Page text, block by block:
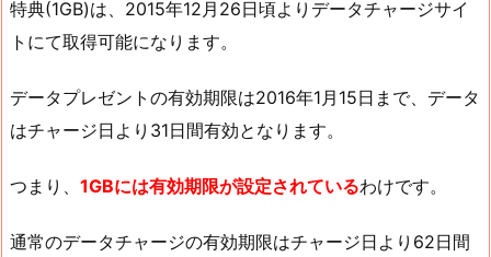
特典(1GB)は、2015年12月26日頃よりデータチャージサイ
トにて取得可能になります。
データプレゼントの有効期限は2016年1月15日まで、データ
はチャージ日より31日間有効となります。
つまり、 1GBには有効期限が設定されているわけです。
通常のデータチャージの有効期限はチャージ日より62日間